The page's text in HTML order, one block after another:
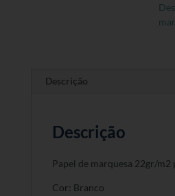
Descrição
Descrição
Papel de marquesa 22gr/m2
Cor: Branco